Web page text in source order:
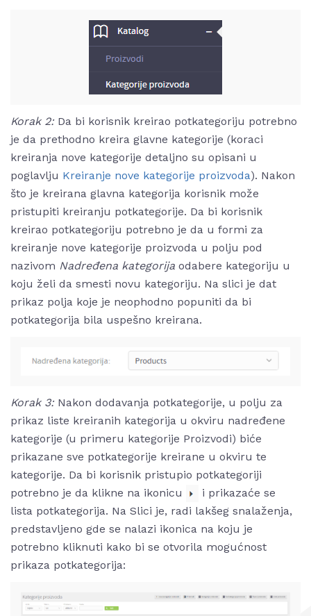
Korak 2: Da bi korisnik kreirao potkategoriju potrebno
je da prethodno kreira glavne kategorije (koraci
kreiranja nove kategorije detaljno su opisani u
poglavlju Kreiranje nove kategorije proizvoda). Nakon
što je kreirana glavna kategorija korisnik može
pristupiti kreiranju potkategorije. Da bi korisnik
kreirao potkategoriju potrebno je da u formi za
kreiranje nove kategorije proizvoda u polju pod
nazivom Nadređena kategorija odabere kategoriju u
koju želi da smesti novu kategoriju. Na slici je dat
prikaz polja koje je neophodno popuniti da bi
potkategorija bila uspešno kreirana.
Korak 3: Nakon dodavanja potkategorije, u polju za
prikaz liste kreiranih kategorija u okviru nadređene
kategorije (u primeru kategorije Proizvodi) biće
prikazane sve potkategorije kreirane u okviru te
kategorije. Da bi korisnik pristupio potkategoriji
potrebno je da klikne na ikonicu
i prikazaće se
lista potkategorija. Na Slici je, radi lakšeg snalaženja,
predstavljeno gde se nalazi ikonica na koju je
potrebno kliknuti kako bi se otvorila mogućnost
prikaza potkategorija: